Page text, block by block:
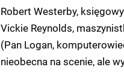
Robert Westerby,
Vickie Reynolds,
(Pan Logan,
nieobecna na scenie, ale